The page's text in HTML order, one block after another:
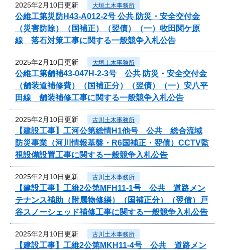
2025年2月10日更新 大垣土木事務所
公維工第災防H43-A012-2号 公共 防災・安全交付金
（災害防除）（国補正）（翌債）（一）牧田関ケ原
線 落石対策工事に関する一般競争入札公告
2025年2月10日更新 大垣土木事務所
公維工第舗補43-047H-2-3号 公共 防災・安全交付金
（舗装道補修費）（国補正分）（翌債）（一）安八平
田線 舗装補修工事に関する一般競争入札公告
2025年2月10日更新 古川土木事務所
【建設工事】工河公第総情H1他号 公共 総合流域
防災事業（河川情報基盤・R6国補正・翌債）CCTV監
視設備設置工事に関する一般競争入札公告
2025年2月10日更新 古川土木事務所
【建設工事】工維2公第MFH11-1号 公共 道路メン
テナンス補助（附属物修繕）（国補正分）（翌債）戸
谷スノーシェッド補修工事に関する一般競争入札公告
2025年2月10日更新 古川土木事務所
【建設工事】工維2公第MKH11-4号 公共 道路メン